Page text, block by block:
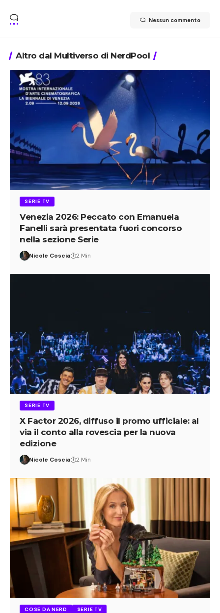
Nessun commento
Altro dal Multiverso di NerdPool
SERIE TV
Venezia 2026: Peccato con Emanuela
Fanelli sarà presentata fuori concorso
nella sezione Serie
Nicole Coscia 2 Min
SERIE TV
X Factor 2026, diffuso il promo ufficiale: al
via il conto alla rovescia per la nuova
edizione
Nicole Coscia 2 Min
COSE DA NERD SERIE TV